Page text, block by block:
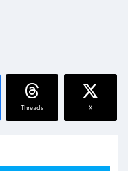
Threads X